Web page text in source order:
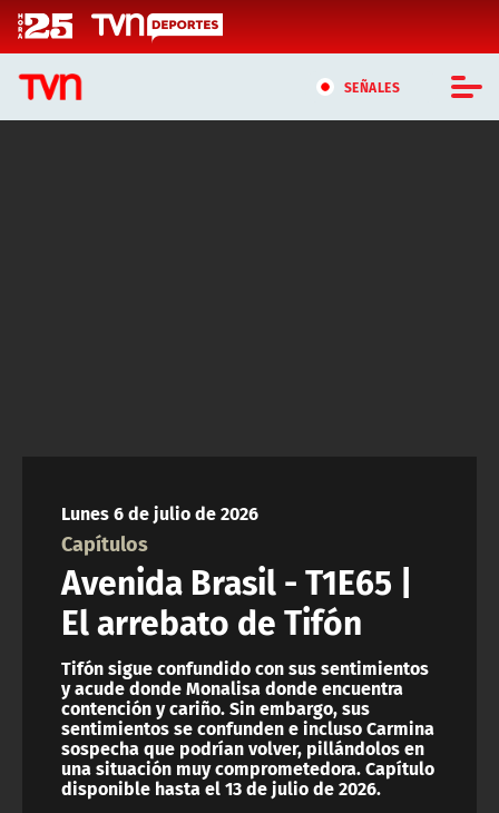
Click acá para ir directamente al contenido
SEÑALES
ACTUALIDAD Y TENDENCIAS
CORPORATIVO Y TRANSPARENCIA
CANAL DE DENUNCIAS
ÁREA DE PROYECTOS
Lunes 6 de julio de 2026
Capítulos
Avenida Brasil - T1E65 |
El arrebato de Tifón
Tifón sigue confundido con sus sentimientos
y acude donde Monalisa donde encuentra
contención y cariño. Sin embargo, sus
sentimientos se confunden e incluso Carmina
sospecha que podrían volver, pillándolos en
una situación muy comprometedora. Capítulo
disponible hasta el 13 de julio de 2026.